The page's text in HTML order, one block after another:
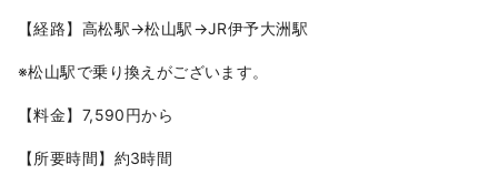
【経路】高松駅→松山駅→JR伊予大洲駅
※松山駅で乗り換えがございます。
【料金】7,590円から
【所要時間】約3時間